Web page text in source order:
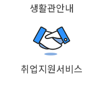
생활관안내
취업지원서비스